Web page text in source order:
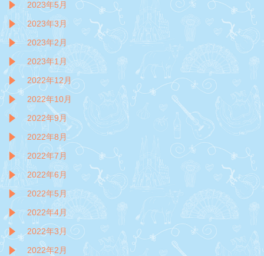
2023年5月
2023年3月
2023年2月
2023年1月
2022年12月
2022年10月
2022年9月
2022年8月
2022年7月
2022年6月
2022年5月
2022年4月
2022年3月
2022年2月